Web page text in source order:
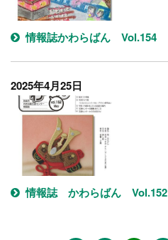
情報誌かわらばん Vol.154
2025年4月25日
情報誌 かわらばん Vol.152